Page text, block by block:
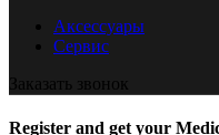
Аксессуары
Сервис
Заказать звонок
Register and get your